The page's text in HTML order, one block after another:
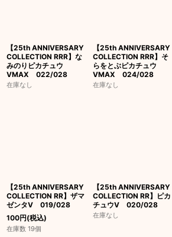
【25th ANNIVERSARY
COLLECTION RRR】な
みのりピカチュウ
VMAX 022/028
在庫なし
【25th ANNIVERSARY
COLLECTION RRR】そ
らをとぶピカチュウ
VMAX 024/028
在庫なし
【25th ANNIVERSARY
COLLECTION RR】ザマ
ゼンタV 019/028
100円(税込)
在庫数 19個
【25th ANNIVERSARY
COLLECTION RR】ピカ
チュウV 020/028
在庫なし